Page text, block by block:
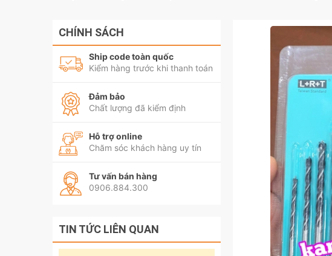
CHÍNH SÁCH
Ship code toàn quốc
Kiểm hàng trước khi thanh toán
Đảm bảo
Chất lượng đã kiểm định
Hỗ trợ online
Chăm sóc khách hàng uy tín
Tư vấn bán hàng
0906.884.300
TIN TỨC LIÊN QUAN